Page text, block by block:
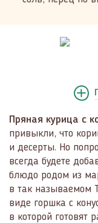
Пряная курица с
привыкли, что
и десерты. Но
всегда будете
блюдо родом из
в так называемом
виде горшка с
в которой